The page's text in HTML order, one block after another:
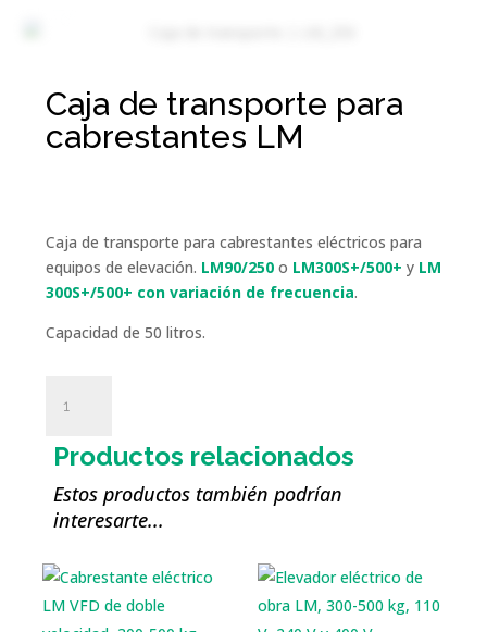
Caja de transporte para
cabrestantes LM
Caja de transporte para cabrestantes eléctricos para
equipos de elevación. LM90/250 o LM300S+/500+ y LM
300S+/500+ con variación de frecuencia.
Capacidad de 50 litros.
de
pour
treuils
LM
cantidad
Productos relacionados
Estos productos también podrían
interesarte...